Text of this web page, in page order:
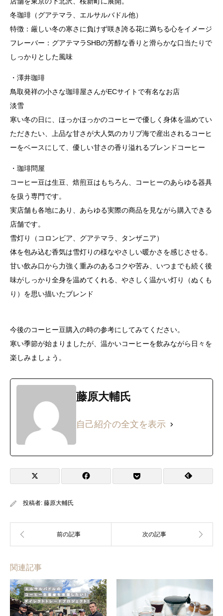
冬珈琲（グアテマラ、エルサルバドル他）
特徴：厳しい冬の寒さに負けず咲き誇る花に満ちる心をイメージ
フレーバー：グアテマラSHBの芳醇な香りと滑らかな口当たりで
しっかりとした風味
・澤井珈琲
鳥取発祥の小さな珈琲屋さんがECサイトで有名なお店
淡雪
寒い冬の日に、ほっかほっかのコーヒーで優しく身体を温めてい
ただきたい、上品な甘さが大人気のカリブ海で産出されるコーヒ
ーをベースにして、優しい甘さの香り溢れるブレンドコーヒー
・珈琲問屋
コーヒー豆は生豆、焙煎豆はもちろん、コーヒーのあらゆる器具
を扱う専門です。
実店舗も各地にあり、あらゆる実際の商品を見ながら購入できる
店舗です。
雪灯り（コロンビア、グアテマラ、タンザニア）
体を包み込む香気は雪灯りの様なやさしい暖かさを感じさせる。
甘い飲み口から力強く重みのあるコクや苦み、いつまでも続く後
味がしっかり全身を温めてくれる、やさしく温かい灯り（ぬくも
り）を思い描いたブレンド
今後のコーヒー豆購入の時の参考にしてみてください。
寒い季節が始まりましたが、温かいコーヒーを飲みながら日々を
楽しみましょう。
藤原大輔氏
自己紹介の全文を表示
投稿者: 藤原大輔氏
関連記事